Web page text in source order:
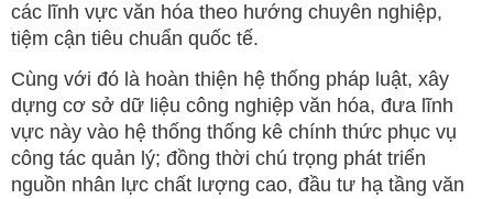
các lĩnh vực văn hóa theo hướng chuyên nghiệp,
tiệm cận tiêu chuẩn quốc tế.
Cùng với đó là hoàn thiện hệ thống pháp luật, xây
dựng cơ sở dữ liệu công nghiệp văn hóa, đưa lĩnh
vực này vào hệ thống thống kê chính thức phục vụ
công tác quản lý; đồng thời chú trọng phát triển
nguồn nhân lực chất lượng cao, đầu tư hạ tầng văn